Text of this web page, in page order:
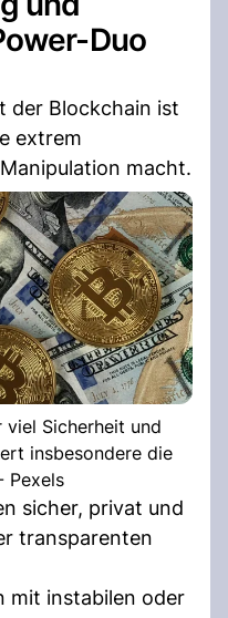
Duo
der Blockchain ist
extrem
macht.
Sicherheit und
insbesondere die
Pexels
sicher, privat und
transparenten
mit instabilen oder